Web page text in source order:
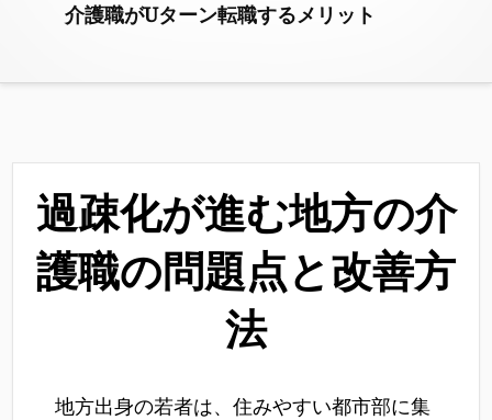
介護職がUターン転職するメリット
過疎化が進む地方の介
護職の問題点と改善方
法
地方出身の若者は、住みやすい都市部に集